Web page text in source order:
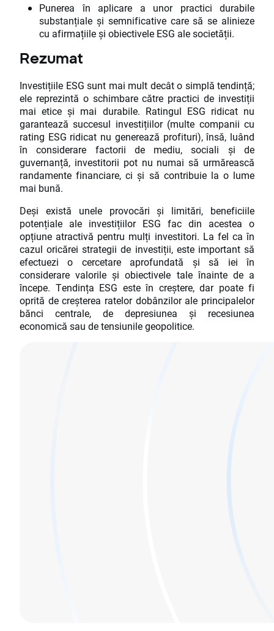
Punerea în aplicare a unor practici durabile
substanțiale și semnificative care să se alinieze
cu afirmațiile și obiectivele ESG ale societății.
Rezumat
Investițiile ESG sunt mai mult decât o simplă tendință;
ele reprezintă o schimbare către practici de investiții
mai etice și mai durabile. Ratingul ESG ridicat nu
garantează succesul investițiilor (multe companii cu
rating ESG ridicat nu generează profituri), însă, luând
în considerare factorii de mediu, sociali și de
guvernanță, investitorii pot nu numai să urmărească
randamente financiare, ci și să contribuie la o lume
mai bună.
Deși există unele provocări și limitări, beneficiile
potențiale ale investițiilor ESG fac din acestea o
opțiune atractivă pentru mulți investitori. La fel ca în
cazul oricărei strategii de investiții, este important să
efectuezi o cercetare aprofundată și să iei în
considerare valorile și obiectivele tale înainte de a
începe. Tendința ESG este în creștere, dar poate fi
oprită de creșterea ratelor dobânzilor ale principalelor
bănci centrale, de depresiunea și recesiunea
economică sau de tensiunile geopolitice.